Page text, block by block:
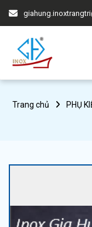
Trang chủ PHỤ